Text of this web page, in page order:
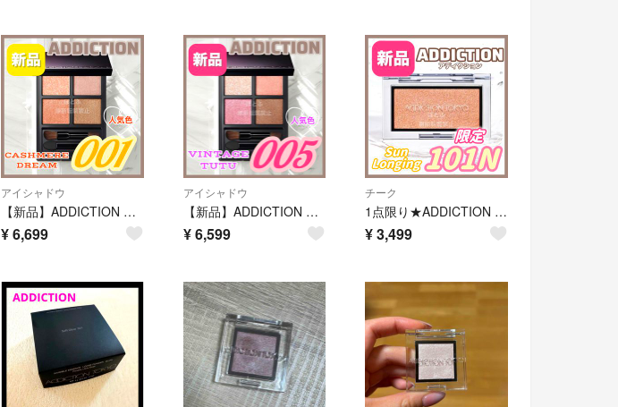
アイシャドウ
【新品】ADDICTION アイシャドウパレット 001 カシミヤドリーム
¥6,699
アイシャドウ
【新品】ADDICTION アイシャドウパレット 005 ヴィンテージチュチュ
¥6,599
チーク
1点限り★ADDICTION ブラッシュ ニュアンサー 101N サンロンギング
¥3,499